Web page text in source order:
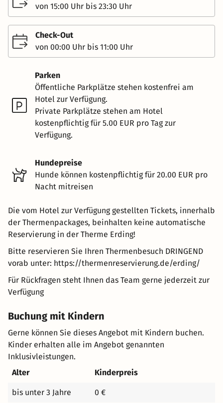
von 15:00 Uhr bis 23:30 Uhr
Check-Out
von 00:00 Uhr bis 11:00 Uhr
Parken
Öffentliche Parkplätze stehen kostenfrei am
Hotel zur Verfügung.
Private Parkplätze stehen am Hotel
kostenpflichtig für 5.00 EUR pro Tag zur
Verfügung.
Hundepreise
Hunde können kostenpflichtig für 20.00 EUR pro
Nacht mitreisen
Die vom Hotel zur Verfügung gestellten Tickets, innerhalb
der Thermenpackages, beinhalten keine automatische
Reservierung in der Therme Erding!
Bitte reservieren Sie Ihren Thermenbesuch DRINGEND
vorab unter: https://thermenreservierung.de/erding/
Für Rückfragen steht Ihnen das Team gerne jederzeit zur
Verfügung
Buchung mit Kindern
Gerne können Sie dieses Angebot mit Kindern buchen.
Kinder erhalten alle im Angebot genannten
Inklusivleistungen.
Alter
Kinderpreis
bis unter 3 Jahre 0 €